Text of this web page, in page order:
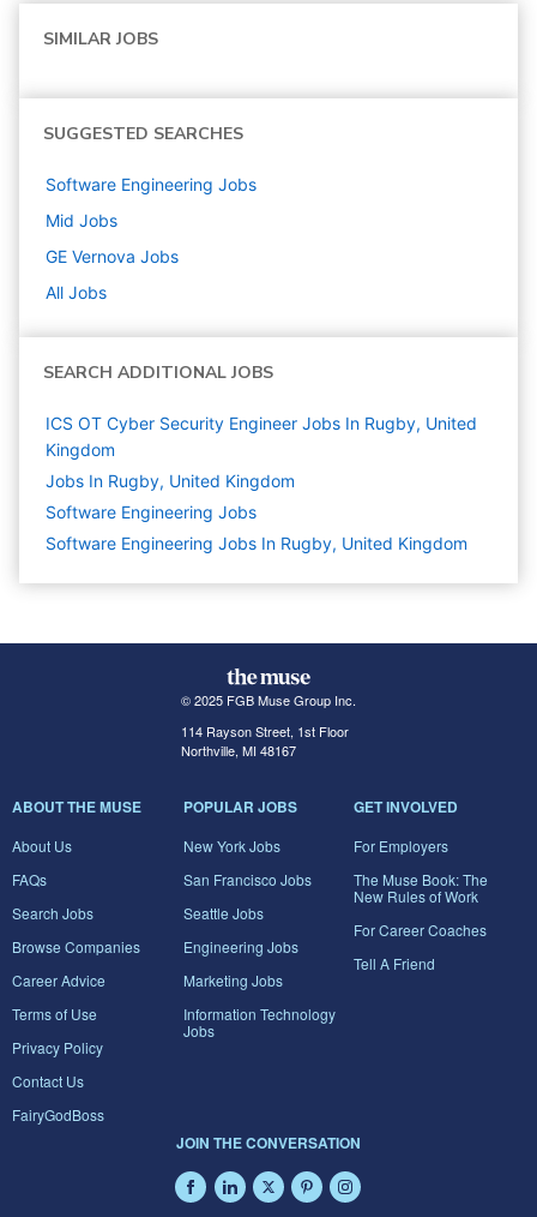
SIMILAR JOBS
SUGGESTED SEARCHES
Software Engineering Jobs
Mid Jobs
GE Vernova Jobs
All Jobs
SEARCH ADDITIONAL JOBS
ICS OT Cyber Security Engineer Jobs In Rugby, United
Kingdom
Jobs In Rugby, United Kingdom
Software Engineering Jobs
Software Engineering Jobs In Rugby, United Kingdom
© 2025 FGB Muse Group Inc.
114 Rayson Street, 1st Floor
Northville, MI 48167
ABOUT THE MUSE
About Us
FAQs
Search Jobs
Browse Companies
Career Advice
Terms of Use
Privacy Policy
Contact Us
FairyGodBoss
POPULAR JOBS
New York Jobs
San Francisco Jobs
Seattle Jobs
Engineering Jobs
Marketing Jobs
Information Technology
Jobs
GET INVOLVED
For Employers
The Muse Book: The
New Rules of Work
For Career Coaches
Tell A Friend
JOIN THE CONVERSATION